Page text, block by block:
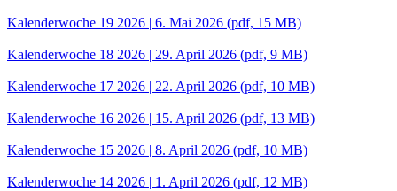
Kalenderwoche 19 2026 | 6. Mai 2026 (pdf, 15 MB)
Kalenderwoche 18 2026 | 29. April 2026 (pdf, 9 MB)
Kalenderwoche 17 2026 | 22. April 2026 (pdf, 10 MB)
Kalenderwoche 16 2026 | 15. April 2026 (pdf, 13 MB)
Kalenderwoche 15 2026 | 8. April 2026 (pdf, 10 MB)
Kalenderwoche 14 2026 | 1. April 2026 (pdf, 12 MB)